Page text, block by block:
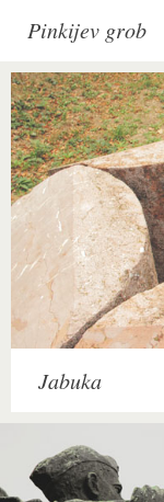
Pinkijev grob
Jabuka